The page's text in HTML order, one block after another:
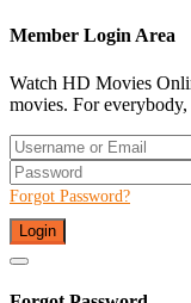
Member Login Area
Watch HD Movies
movies. For
Forgot Password?
Login